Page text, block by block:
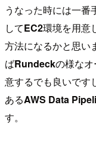
うなった時には一番
してEC2環境を用意
方法になるかと思い
ばRundeckの様な
意するでも良いです
あるAWS Data
す。